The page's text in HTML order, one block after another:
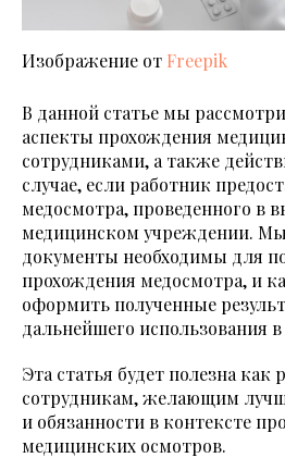
Изображение от Freepik
В данной статье мы
аспекты прохождения
сотрудниками, а также
случае, если работник
медосмотра, проведенного в
медицинском учреждении.
документы необходимы для
прохождения медосмотра, и
оформить полученные
дальнейшего использования в
Эта статья будет полезна как
сотрудникам, желающим
и обязанности в контексте
медицинских осмотров.